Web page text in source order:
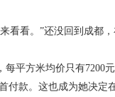
看看。”还没回到成都
平方米均价只有7200
付款。这也成为她决定